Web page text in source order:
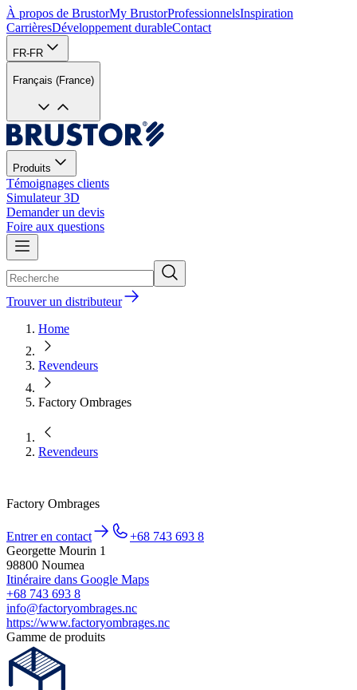
À propos de BrustorMy BrustorProfessionnelsInspiration
CarrièresDéveloppement durableContact
FR-FR
Français (France)
Produits
Témoignages clients
Simulateur 3D
Demander un devis
Foire aux questions
Trouver un distributeur
Home
Revendeurs
Factory Ombrages
Revendeurs
Factory Ombrages
Entrer en contact
+68 743 693 8
Georgette Mourin 1
98800 Noumea
Itinéraire dans Google Maps
+68 743 693 8
info@factoryombrages.nc
https://www.factoryombrages.nc
Gamme de produits